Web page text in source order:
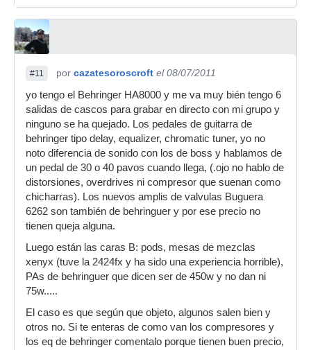
#11 por cazatesoroscroft el 08/07/2011
yo tengo el Behringer HA8000 y me va muy bién tengo 6
salidas de cascos para grabar en directo con mi grupo y
ninguno se ha quejado. Los pedales de guitarra de
behringer tipo delay, equalizer, chromatic tuner, yo no
noto diferencia de sonido con los de boss y hablamos de
un pedal de 30 o 40 pavos cuando llega, (.ojo no hablo de
distorsiones, overdrives ni compresor que suenan como
chicharras). Los nuevos amplis de valvulas Buguera
6262 son también de behringuer y por ese precio no
tienen queja alguna.
Luego están las caras B: pods, mesas de mezclas
xenyx (tuve la 2424fx y ha sido una experiencia horrible),
PAs de behringuer que dicen ser de 450w y no dan ni
75w.....
El caso es que según que objeto, algunos salen bien y
otros no. Si te enteras de como van los compresores y
los eq de behringer comentalo porque tienen buen precio,